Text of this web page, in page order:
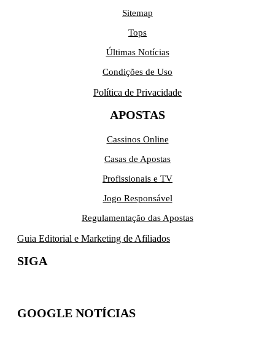
Sitemap
Tops
Últimas Notícias
Condições de Uso
Política de Privacidade
APOSTAS
Cassinos Online
Casas de Apostas
Profissionais e TV
Jogo Responsável
Regulamentação das Apostas
Guia Editorial e Marketing de Afiliados
SIGA
GOOGLE NOTÍCIAS